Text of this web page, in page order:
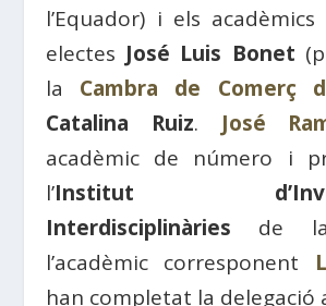
l’Equador) i els
electes José Luis Bonet
la Cambra de Comerç
Catalina Ruiz. José
acadèmic de número i
l’Institut
Interdisciplinàries de
l’acadèmic corresponent
han completat la delegació